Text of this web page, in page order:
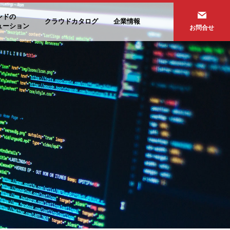
ドの
ーション
クラウドカタログ 企業情報
お問合せ